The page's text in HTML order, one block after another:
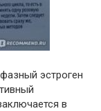
эстроген
в